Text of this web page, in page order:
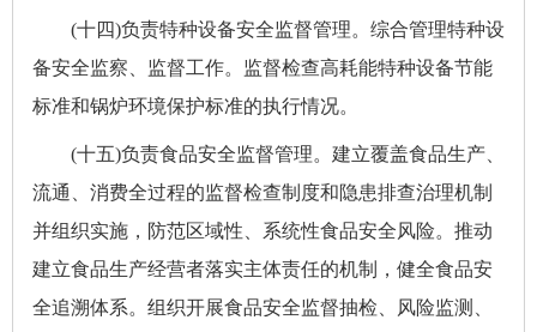
(十四)负责特种设备安全监督管理。综合管理特种设
备安全监察、监督工作。监督检查高耗能特种设备节能
标准和锅炉环境保护标准的执行情况。
(十五)负责食品安全监督管理。建立覆盖食品生产、
流通、消费全过程的监督检查制度和隐患排查治理机制
并组织实施，防范区域性、系统性食品安全风险。推动
建立食品生产经营者落实主体责任的机制，健全食品安
全追溯体系。组织开展食品安全监督抽检、风险监测、